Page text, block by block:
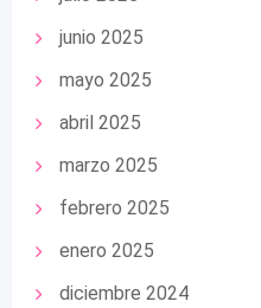
junio 2025
mayo 2025
abril 2025
marzo 2025
febrero 2025
enero 2025
diciembre 2024